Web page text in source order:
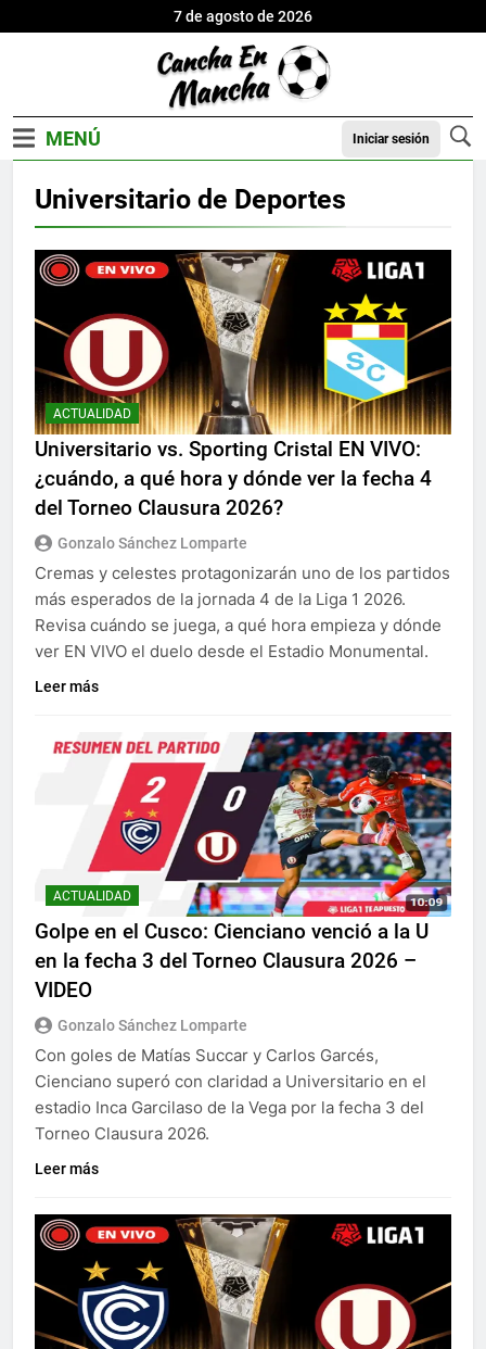
7 de agosto de 2026
Iniciar sesión
Universitario de Deportes
ACTUALIDAD
Universitario vs. Sporting Cristal EN VIVO:
¿cuándo, a qué hora y dónde ver la fecha 4
del Torneo Clausura 2026?
Gonzalo Sánchez Lomparte
Cremas y celestes protagonizarán uno de los partidos
más esperados de la jornada 4 de la Liga 1 2026.
Revisa cuándo se juega, a qué hora empieza y dónde
ver EN VIVO el duelo desde el Estadio Monumental.
Leer más
ACTUALIDAD
Golpe en el Cusco: Cienciano venció a la U
en la fecha 3 del Torneo Clausura 2026 –
VIDEO
Gonzalo Sánchez Lomparte
Con goles de Matías Succar y Carlos Garcés,
Cienciano superó con claridad a Universitario en el
estadio Inca Garcilaso de la Vega por la fecha 3 del
Torneo Clausura 2026.
Leer más